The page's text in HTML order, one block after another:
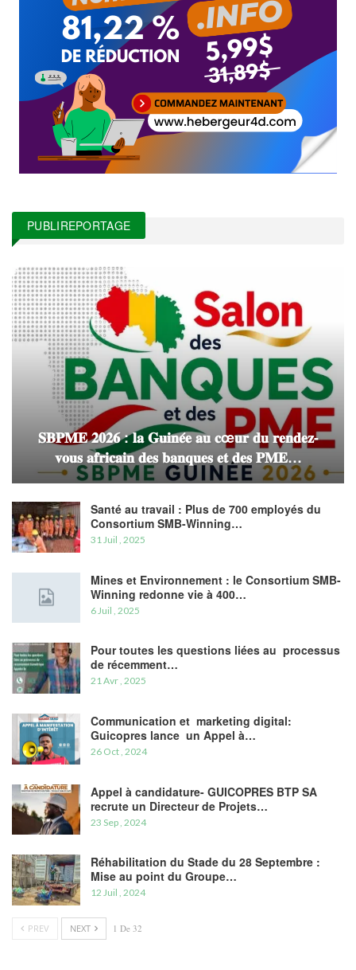
PUBLIREPORTAGE
𝐒𝐁𝐏𝐌𝐄 𝟐𝟎𝟐𝟔 : 𝐥𝐚 𝐆𝐮𝐢𝐧𝐞́𝐞 𝐚𝐮 𝐜œ𝐮𝐫 𝐝𝐮 𝐫𝐞𝐧𝐝𝐞𝐳-
𝐯𝐨𝐮𝐬 𝐚𝐟𝐫𝐢𝐜𝐚𝐢𝐧 𝐝𝐞𝐬 𝐛𝐚𝐧𝐪𝐮𝐞𝐬 𝐞𝐭 𝐝𝐞𝐬 𝐏𝐌𝐄…
Santé au travail : Plus de 700 employés du
Consortium SMB-Winning…
31 Juil , 2025
Mines et Environnement : le Consortium SMB-
Winning redonne vie à 400…
6 Juil , 2025
Pour toutes les questions liées au processus
de récemment…
21 Avr , 2025
Communication et marketing digital:
Guicopres lance un Appel à…
26 Oct , 2024
Appel à candidature- GUICOPRES BTP SA
recrute un Directeur de Projets…
23 Sep , 2024
Réhabilitation du Stade du 28 Septembre :
Mise au point du Groupe…
12 Juil , 2024
PREV NEXT 1 De 32